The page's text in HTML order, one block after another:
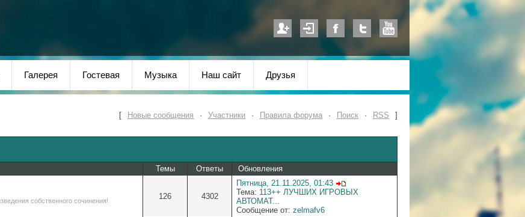
Галерея Гостевая Музыка Наш сайт Друзья
[ Новые сообщения · Участники · Правила форума · Поиск · RSS
]
Темы Ответы Обновления
собственного сочинения! 126 4302
Пятница, 21.11.2025, 01:43
Тема: 113++ ЛУЧШИХ ИГРОВЫХ
АВТОМАТ...
Сообщение от: zelmafv6